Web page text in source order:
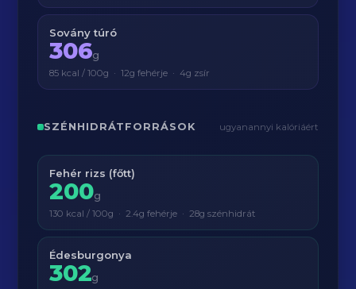
Sovány túró
306g
85 kcal / 100g · 12g fehérje · 4g zsír
SZÉNHIDRÁTFORRÁSOK ugyanannyi kalóriáért
Fehér rizs (főtt)
200g
130 kcal / 100g · 2.4g fehérje · 28g szénhidrát
Édesburgonya
302g